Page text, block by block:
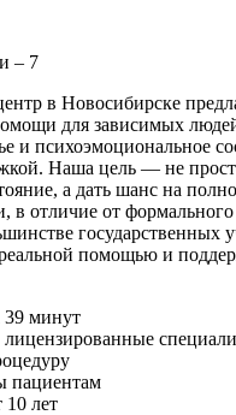
– 7
в Новосибирске
для зависимых
и психоэмоциональное
Наша цель — не
а дать шанс на
в отличие от формального
государственных
помощью и
39 минут
пациентам
лет